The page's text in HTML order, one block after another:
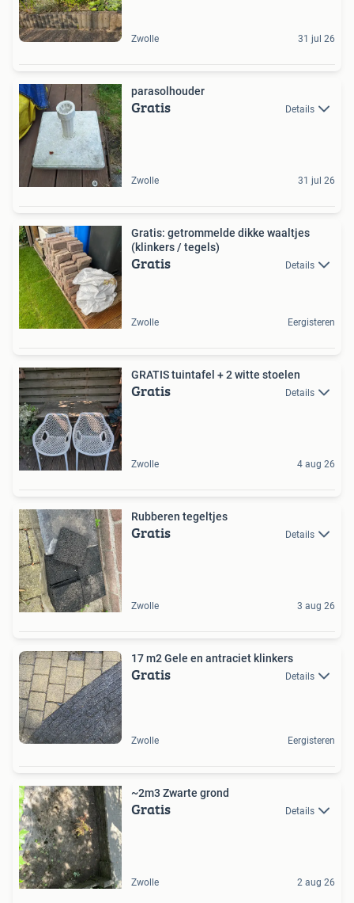
Zwolle 31 jul 26
parasolhouder
Gratis Details
Zwolle 31 jul 26
Gratis: getrommelde dikke waaltjes
(klinkers / tegels)
Gratis Details
Zwolle Eergisteren
GRATIS tuintafel + 2 witte stoelen
Gratis Details
Zwolle 4 aug 26
Rubberen tegeltjes
Gratis Details
Zwolle 3 aug 26
17 m2 Gele en antraciet klinkers
Gratis Details
Zwolle Eergisteren
~2m3 Zwarte grond
Gratis Details
Zwolle 2 aug 26